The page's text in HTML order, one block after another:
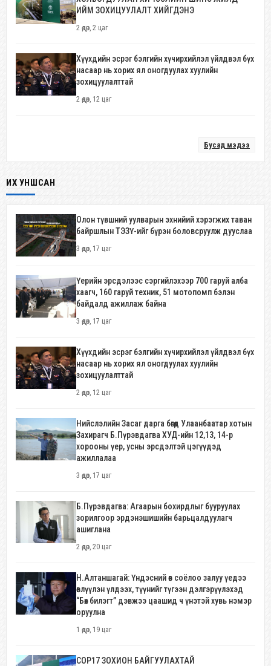
ИЙМ ЗОХИЦУУЛАЛТ ХИЙГДЭНЭ
2 өдөр, 2 цаг
Хүүхдийн эсрэг бэлгийн хүчирхийлэл үйлдвэл бүх
насаар нь хорих ял оногдуулах хуулийн
зохицуулалттай
2 өдөр, 12 цаг
Бусад мэдээ
ИХ УНШСАН
Олон түвшний уулварын эхнийий хэрэгжих таван
байршлын ТЭЗҮ-ийг бүрэн боловсруулж дууслаа
3 өдөр, 17 цаг
Үерийн эрсдэлээс сэргийлэхээр 700 гаруй алба
хаагч, 160 гаруй техник, 51 мотопомп бэлэн
байдалд ажиллаж байна
3 өдөр, 17 цаг
Хүүхдийн эсрэг бэлгийн хүчирхийлэл үйлдвэл бүх
насаар нь хорих ял оногдуулах хуулийн
зохицуулалттай
2 өдөр, 12 цаг
Нийслэлийн Засаг дарга бөгөөд Улаанбаатар хотын
Захирагч Б.Пүрэвдагва ХУД-ийн 12,13, 14-р
хорооны үер, усны эрсдэлтэй цэгүүдэд
ажиллалаа
3 өдөр, 17 цаг
Б.Пүрэвдагва: Агаарын бохирдлыг бууруулах
зорилгоор эрдэнэшишийн барьцалдуулагч
ашиглана
2 өдөр, 20 цаг
Н.Алтаншагай: Үндэсний өв соёлоо залуу үедээ
өвлүүлэн үлдээх, түүнийг түгээн дэлгэрүүлэхэд
“Бөх билэгт” дэвжээ цаашид ч үнэтэй хувь нэмэр
оруулна
1 өдөр, 19 цаг
COP17 ЗОХИОН БАЙГУУЛАХТАЙ